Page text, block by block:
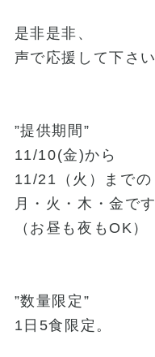
是非是非、
声で応援して下さい
”提供期間”
11/10(金)から
11/21（火）までの
月・火・木・金です
（お昼も夜もOK）
”数量限定”
1日5食限定。